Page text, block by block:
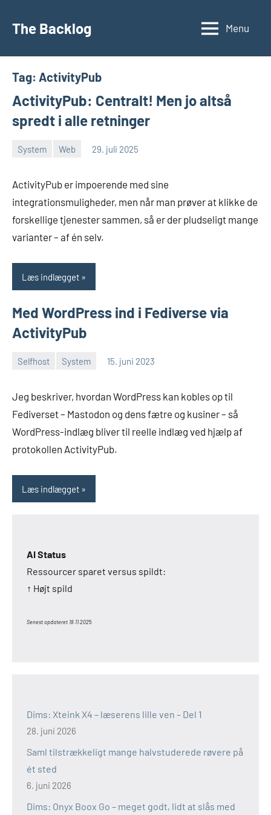
The Backlog Menu
Tag: ActivityPub
ActivityPub: Centralt! Men jo altså
spredt i alle retninger
System Web 29. juli 2025
Morten
Johansen
ActivityPub er impoerende med sine
integrationsmuligheder, men når man prøver at klikke de
forskellige tjenester sammen, så er der pludseligt mange
varianter – af én selv.
Læs indlægget
Med WordPress ind i Fediverse via
ActivityPub
Selfhost System 15. juni 2023
Johansen
Jeg beskriver, hvordan WordPress kan kobles op til
Fediverset – Mastodon og dens fætre og kusiner – så
WordPress-indlæg bliver til reelle indlæg ved hjælp af
protokollen ActivityPub.
Læs indlægget
AI Status
Ressourcer sparet versus spildt:
↑ Højt spild
Senest opdateret 18.11.2025
Dims: Xteink X4 – læserens lille ven – Del 1
28. juni 2026
Saml tilstrækkeligt mange halvstuderede røvere på
ét sted
6. juni 2026
Dims: Onyx Boox Go – meget godt, lidt at slås med